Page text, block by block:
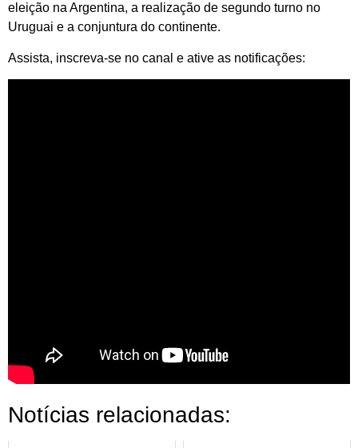
eleição na Argentina, a realização de segundo turno no
Uruguai e a conjuntura do continente.
Assista, inscreva-se no canal e ative as notificações:
Notícias relacionadas: